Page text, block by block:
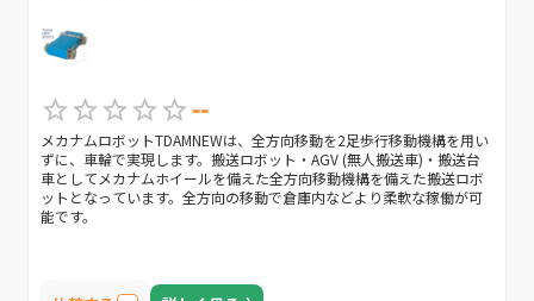
--
メカナムロボットTDAMNEWは、全方向移動を2足歩行移動機構を用い
ずに、車輪で実現します。搬送ロボット・AGV (無人搬送車)・搬送台
車としてメカナムホイールを備えた全方向移動機構を備えた搬送ロボ
ットとなっています。全方向の移動で倉庫内などより柔軟な稼働が可
能です。